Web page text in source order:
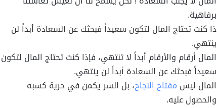
برفاهية.
ذا كنت تحتاج المال لتكون سعيداً فبحثك عن السعادة أبداً لن
ينتهي.
المال أرقام والأرقام أبداً لا تنتهي، فإذا كنت تحتاج المال لتكون
سعيداً فبحثك عن السعادة أبداً لن ينتهي.
المال ليس مفتاح النجاح، بل السر يكمن في حرية كسبه
والحصول عليه.